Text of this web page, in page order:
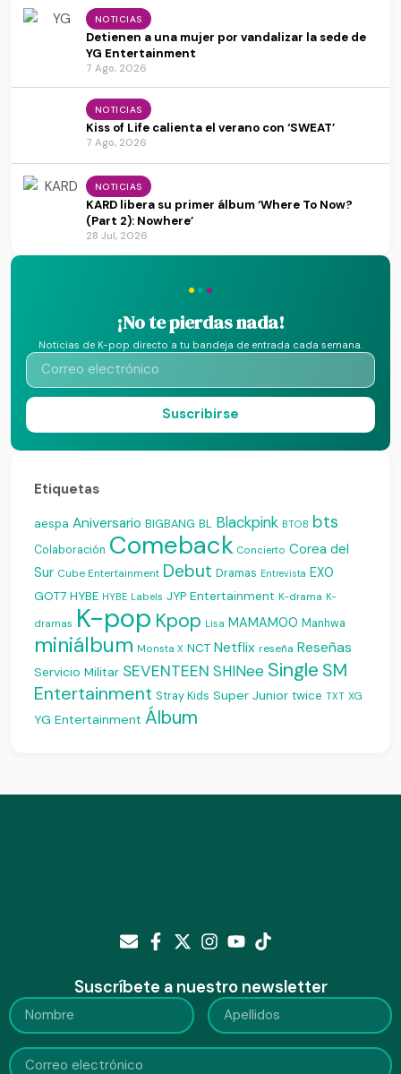
NOTICIAS
Detienen a una mujer por vandalizar la sede de
YG Entertainment
7 Ago, 2026
NOTICIAS
Kiss of Life calienta el verano con ‘SWEAT’
7 Ago, 2026
NOTICIAS
KARD libera su primer álbum ‘Where To Now?
(Part 2): Nowhere’
28 Jul, 2026
···
¡No te pierdas nada!
Noticias de K-pop directo a tu bandeja de entrada cada semana.
Suscribirse
Etiquetas
aespa Aniversario BIGBANG BL Blackpink BTOB bts
Colaboración Comeback Concierto Corea del
Sur Cube Entertainment Debut Dramas Entrevista EXO
GOT7 HYBE HYBE Labels JYP Entertainment K-drama K-
dramas K-pop Kpop Lisa MAMAMOO Manhwa
miniálbum Monsta X NCT Netflix reseña Reseñas
Servicio Militar SEVENTEEN SHINee Single SM
Entertainment Stray Kids Super Junior twice TXT XG
YG Entertainment Álbum
Suscríbete a nuestro newsletter